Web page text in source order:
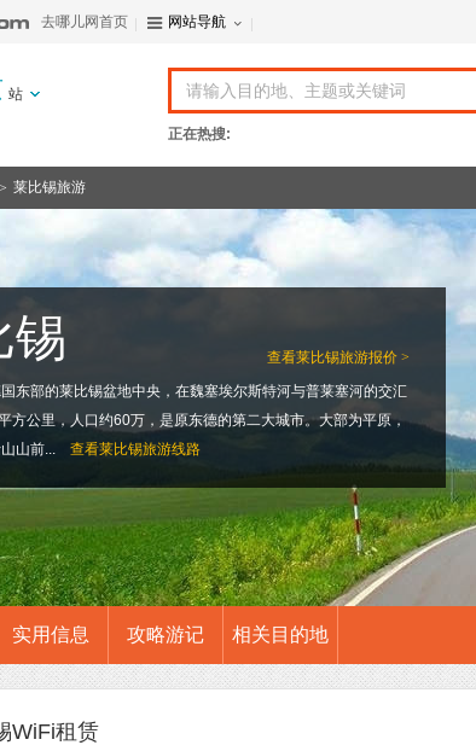
去哪儿网首页 网站导航
站
正在热搜:
> 莱比锡旅游
查看莱比锡旅游报价 >
锡
东部的莱比锡盆地中央，在魏塞埃尔斯特河与普莱塞河的交汇
方公里，人口约60万，是原东德的第二大城市。大部为平原，
山前...
查看莱比锡旅游线路
实用信息 攻略游记 相关目的地
WiFi租赁